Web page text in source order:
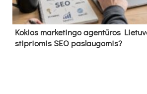
Kokios marketingo agentūros
stipriomis SEO paslaugomis?